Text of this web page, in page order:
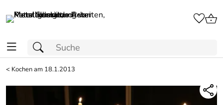
< Kochen am 18.1.2013